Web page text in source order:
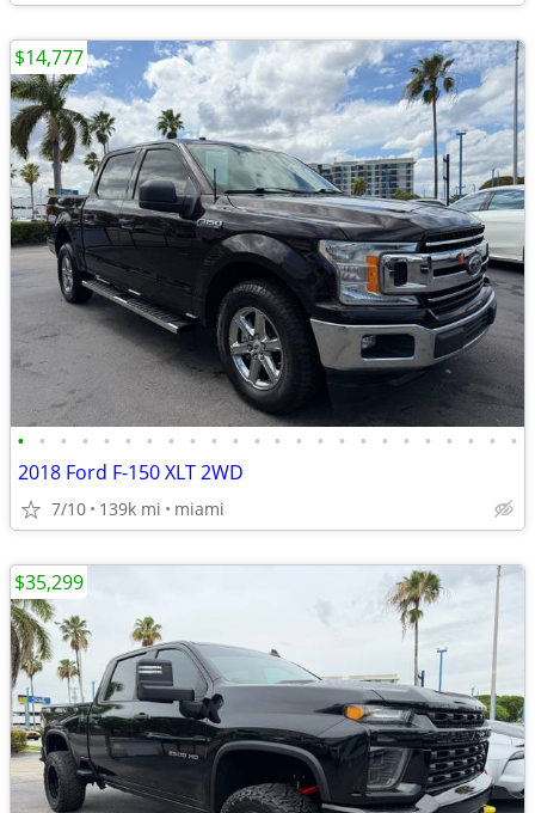
• • • • • • • • • • • • • • • • • • • • • • • •
2018 Ford F-150 XLT 2WD
7/10 139k mi miami
$14,777
$35,299